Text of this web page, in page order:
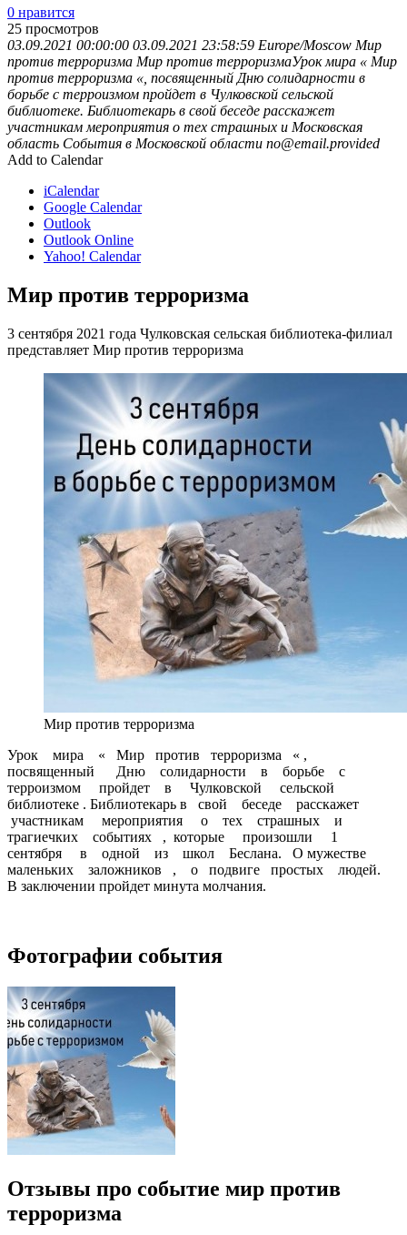
0 нравится
25 просмотров
03.09.2021 00:00:00 03.09.2021 23:58:59 Europe/Moscow Мир
против терроризма Мир против терроризмаУрок мира « Мир
против терроризма «, посвященный Дню солидарности в
борьбе с терроизмом пройдет в Чулковской сельской
библиотеке. Библиотекарь в свой беседе расскажет
участникам мероприятия о тех страшных и Московская
область События в Московской области no@email.provided
Add to Calendar
iCalendar
Google Calendar
Outlook
Outlook Online
Yahoo! Calendar
Мир против терроризма
3 сентября 2021 года Чулковская сельская библиотека-филиал
представляет Мир против терроризма
Мир против терроризма
Урок мира « Мир против терроризма « ,
посвященный Дню солидарности в борьбе с
терроизмом пройдет в Чулковской сельской
библиотеке . Библиотекарь в свой беседе расскажет
участникам мероприятия о тех страшных и
трагиечких событиях , которые произошли 1
сентября в одной из школ Беслана. О мужестве
маленьких заложников , о подвиге простых людей.
В заключении пройдет минута молчания.
Фотографии события
Отзывы про событие мир против
терроризма